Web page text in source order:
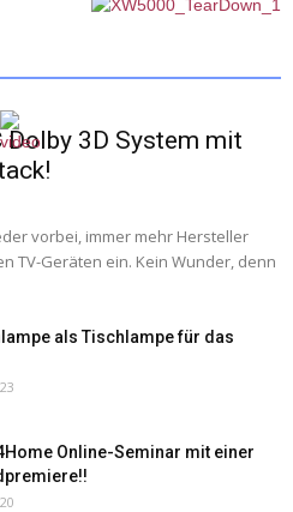
Dolby 3D System mit
vorbei, immer mehr Hersteller
TV-Geräten ein. Kein Wunder, denn
als Tischlampe für das
Online-Seminar mit einer